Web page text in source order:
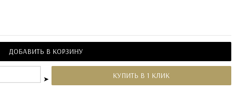
ДОБАВИТЬ В КОРЗИНУ
➤ КУПИТЬ В 1 КЛИК